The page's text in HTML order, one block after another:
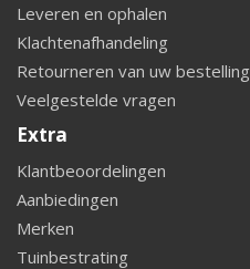
Leveren en ophalen
Klachtenafhandeling
Retourneren van uw bestelling
Veelgestelde vragen
Extra
Klantbeoordelingen
Aanbiedingen
Merken
Tuinbestrating